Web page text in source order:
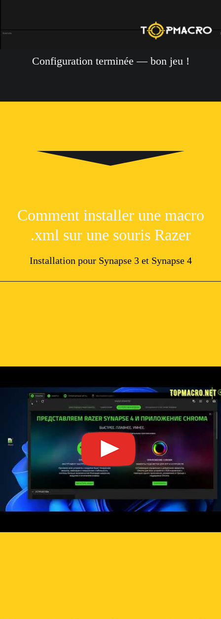
Configuration terminée — bon jeu !
Comment installer une macro
.xml sur une souris Razer
Installation pour Synapse 3 et Synapse 4